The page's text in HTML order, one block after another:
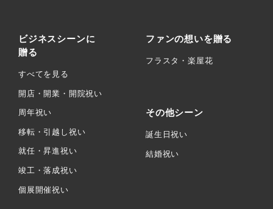
ビジネスシーンに
贈る
すべてを見る
開店・開業・開院祝い
周年祝い
移転・引越し祝い
就任・昇進祝い
竣工・落成祝い
個展開催祝い
ファンの想いを贈る
フラスタ・楽屋花
その他シーン
誕生日祝い
結婚祝い